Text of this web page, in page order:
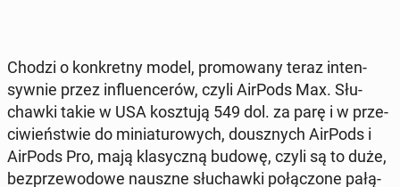
Chodzi o kon­kret­ny model, pro­mo­wa­ny teraz in­ten­
syw­nie przez in­flu­en­ce­rów, czyli AirPods Max. Słu­
chaw­ki takie w USA kosz­tu­ją 549 dol. za parę i w prze­
ci­wień­stwie do mi­nia­tu­ro­wych, do­usz­nych AirPods i
AirPods Pro, mają kla­sycz­ną budowę, czyli są to duże,
bez­prze­wo­do­we nauszne słu­chaw­ki po­łą­czo­ne pa­łą­